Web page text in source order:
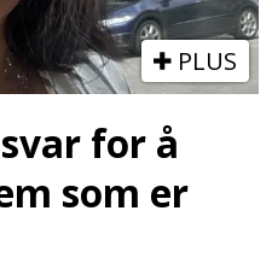
PLUS
for å
som er